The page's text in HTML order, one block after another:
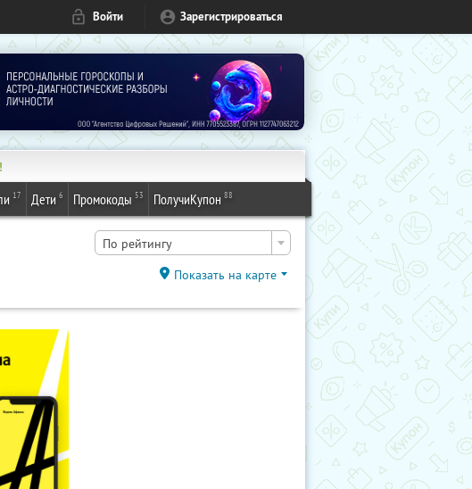
Войти Зарегистрироваться
17 Дети 6 Промокоды 53 ПолучиКупон 88
По рейтингу
Показать на карте